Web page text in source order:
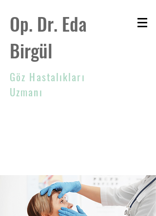
Op. Dr. Eda
Birgül
Göz Hastalıkları
Uzmanı